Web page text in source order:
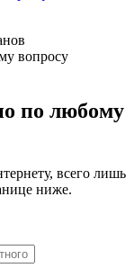
вопросу
по любому
всего лишь
ниже.